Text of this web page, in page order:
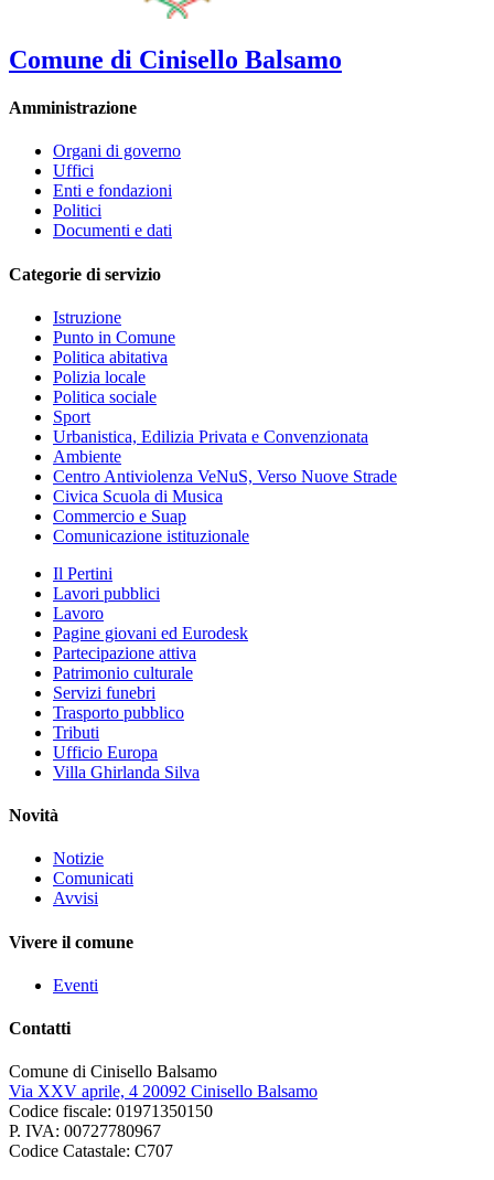
Comune di Cinisello Balsamo
Amministrazione
Organi di governo
Uffici
Enti e fondazioni
Politici
Documenti e dati
Categorie di servizio
Istruzione
Punto in Comune
Politica abitativa
Polizia locale
Politica sociale
Sport
Urbanistica, Edilizia Privata e Convenzionata
Ambiente
Centro Antiviolenza VeNuS, Verso Nuove Strade
Civica Scuola di Musica
Commercio e Suap
Comunicazione istituzionale
Il Pertini
Lavori pubblici
Lavoro
Pagine giovani ed Eurodesk
Partecipazione attiva
Patrimonio culturale
Servizi funebri
Trasporto pubblico
Tributi
Ufficio Europa
Villa Ghirlanda Silva
Novità
Notizie
Comunicati
Avvisi
Vivere il comune
Eventi
Contatti
Comune di Cinisello Balsamo
Via XXV aprile, 4 20092 Cinisello Balsamo
Codice fiscale: 01971350150
P. IVA: 00727780967
Codice Catastale: C707